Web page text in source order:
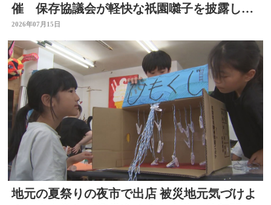
催 保存協議会が軽快な祇園囃子を披露し祭
りをPR 大分
2026年07月15日
地元の夏祭りの夜市で出店 被災地元気づけよ